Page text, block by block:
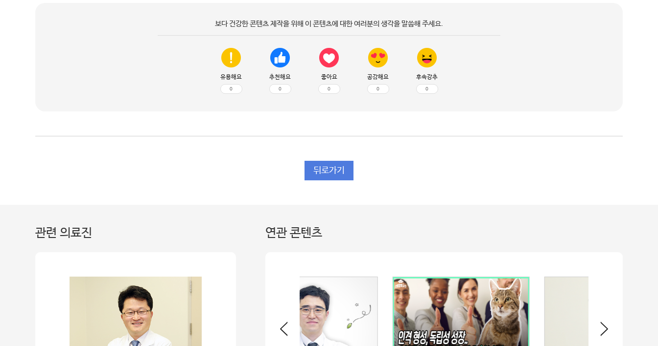
보다 건강한 콘텐츠 제작을 위해 이 콘텐츠에 대한 여러분의 생각을 말씀해 주세요.
유용해요
0
추천해요
0
좋아요
0
공감해요
0
후속강추
0
뒤로가기
관련 의료진 연관 콘텐츠